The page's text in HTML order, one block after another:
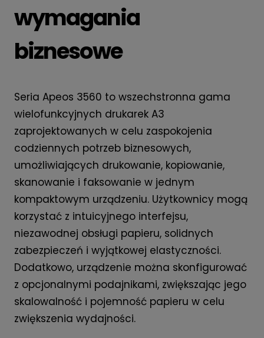
wymagania
biznesowe
Seria Apeos 3560 to wszechstronna gama
wielofunkcyjnych drukarek A3
zaprojektowanych w celu zaspokojenia
codziennych potrzeb biznesowych,
umożliwiających drukowanie, kopiowanie,
skanowanie i faksowanie w jednym
kompaktowym urządzeniu. Użytkownicy mogą
korzystać z intuicyjnego interfejsu,
niezawodnej obsługi papieru, solidnych
zabezpieczeń i wyjątkowej elastyczności.
Dodatkowo, urządzenie można skonfigurować
z opcjonalnymi podajnikami, zwiększając jego
skalowalność i pojemność papieru w celu
zwiększenia wydajności.